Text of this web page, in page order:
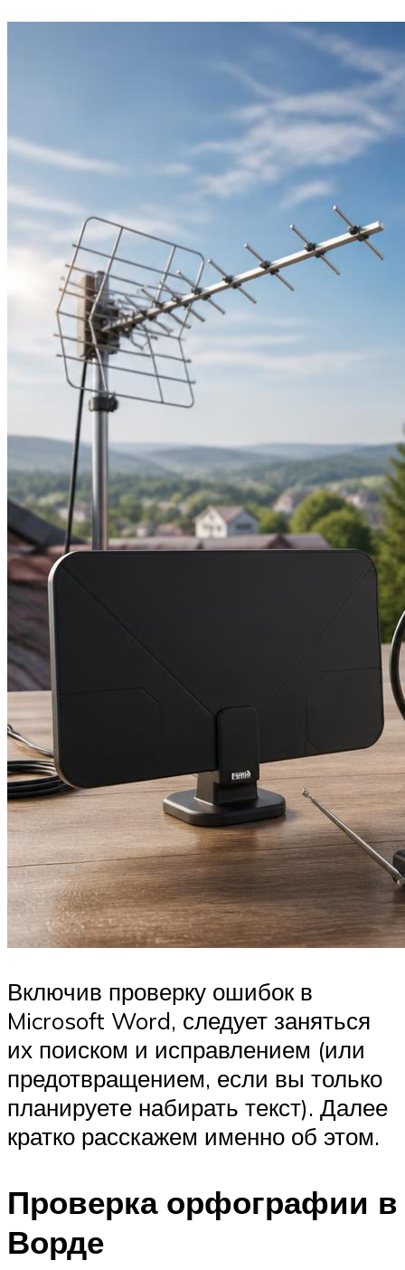
Включив проверку ошибок в
Microsoft Word, следует заняться
их поиском и исправлением (или
предотвращением, если вы только
планируете набирать текст). Далее
кратко расскажем именно об этом.
Проверка орфографии в
Ворде